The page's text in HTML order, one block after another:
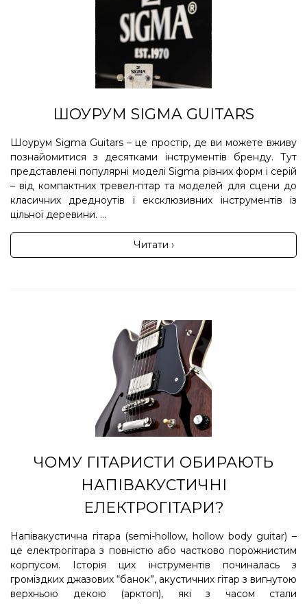
ШОУРУМ SIGMA GUITARS
Шоурум Sigma Guitars – це простір, де ви можете вживу
познайомитися з десятками інструментів бренду. Тут
представлені популярні моделі Sigma різних форм і серій
– від компактних тревел-гітар та моделей для сцени до
класичних дредноутів і ексклюзивних інструментів із
цільної деревини. ...
Читати ›
ЧОМУ ГІТАРИСТИ ОБИРАЮТЬ
НАПІВАКУСТИЧНІ
ЕЛЕКТРОГІТАРИ?
Напівакустична гітара (semi-hollow, hollow body guitar) –
це електрогітара з повністю або частково порожнистим
корпусом. Історія цих інструментів починалась з
громіздких джазових “банок”, акустичних гітар з вигнутою
верхньою декою (арктоп), які з часом стали